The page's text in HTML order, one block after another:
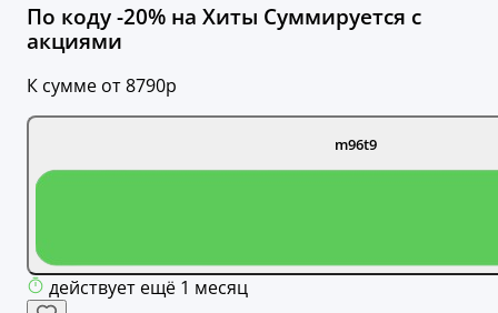
По коду -20% на Хиты Суммируется с
акциями
К сумме от 8790р
m96t9
действует ещё 1 месяц